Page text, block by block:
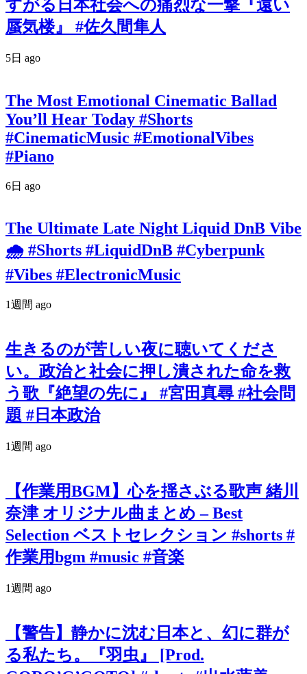
すがる日本社会への痛烈な一撃『遠い
蜃気楼』 #佐久間隼人
5日 ago
The Most Emotional Cinematic Ballad
You’ll Hear Today #Shorts
#CinematicMusic #EmotionalVibes
#Piano
6日 ago
The Ultimate Late Night Liquid DnB Vibe
🌧️ #Shorts #LiquidDnB #Cyberpunk
#Vibes #ElectronicMusic
1週間 ago
生きるのが苦しい夜に聴いてくださ
い。政治と社会に押し潰された命を救
う歌『絶望の先に』 #宮田真尋 #社会問
題 #日本政治
1週間 ago
【作業用BGM】心を揺さぶる歌声 緒川
奈津 オリジナル曲まとめ – Best
Selection ベストセレクション #shorts #
作業用bgm #music #音楽
1週間 ago
【警告】静かに沈む日本と、幻に群が
る私たち。『羽虫』 [Prod.